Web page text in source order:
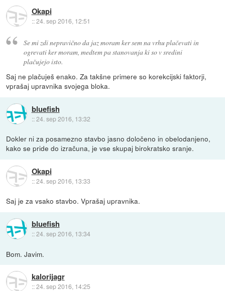
Okapi
::24. sep 2016, 12:51
Se mi zdi nepravično da jaz moram ker sem na vrhu plačevati in
ogrevati ker moram, medtem pa stanovanja ki so v sredini
plačujejo isto.
Saj ne plačuješ enako. Za takšne primere so korekcijski faktorji,
vprašaj upravnika svojega bloka.
bluefish
::24. sep 2016, 13:32
Dokler ni za posamezno stavbo jasno določeno in obelodanjeno,
kako se pride do izračuna, je vse skupaj birokratsko sranje.
Okapi
::24. sep 2016, 13:33
Saj je za vsako stavbo. Vprašaj upravnika.
bluefish
::24. sep 2016, 13:34
Bom. Javim.
kalorijagr
::24. sep 2016, 14:25